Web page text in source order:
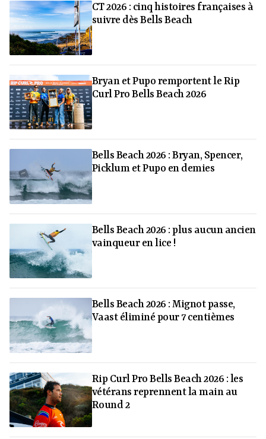
CT 2026 : cinq histoires françaises à
suivre dès Bells Beach
Bryan et Pupo remportent le Rip
Curl Pro Bells Beach 2026
Bells Beach 2026 : Bryan, Spencer,
Picklum et Pupo en demies
Bells Beach 2026 : plus aucun ancien
vainqueur en lice !
Bells Beach 2026 : Mignot passe,
Vaast éliminé pour 7 centièmes
Rip Curl Pro Bells Beach 2026 : les
vétérans reprennent la main au
Round 2